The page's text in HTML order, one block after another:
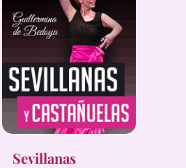
Sevillanas